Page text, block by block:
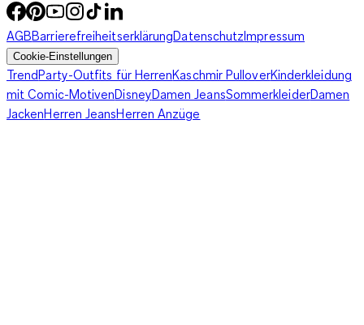
AGBBarrierefreiheitserklärungDatenschutzImpressum
Cookie-Einstellungen
TrendParty-Outfits für HerrenKaschmir PulloverKinderkleidung
mit Comic-MotivenDisneyDamen JeansSommerkleiderDamen
JackenHerren JeansHerren Anzüge